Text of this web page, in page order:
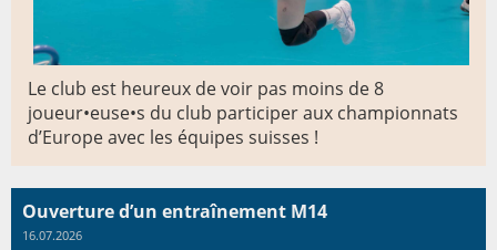
Le club est heureux de voir pas moins de 8
joueur•euse•s du club participer aux championnats
d’Europe avec les équipes suisses !
Ouverture d’un entraînement M14
16.07.2026